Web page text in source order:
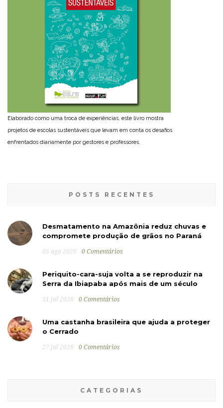
Elaborado como uma troca de experiências, este livro mostra
projetos de escolas sustentáveis que levam em conta os desafios
enfrentados diariamente por gestores e professores.
POSTS RECENTES
Desmatamento na Amazônia reduz chuvas e
compromete produção de grãos no Paraná
05 ago 2026 0 Comentários
Periquito-cara-suja volta a se reproduzir na
Serra da Ibiapaba após mais de um século
31 jul 2026 0 Comentários
Uma castanha brasileira que ajuda a proteger
o Cerrado
27 jul 2026 0 Comentários
CATEGORIAS